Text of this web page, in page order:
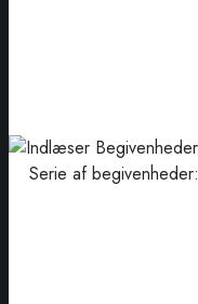
Serie af begivenheder: